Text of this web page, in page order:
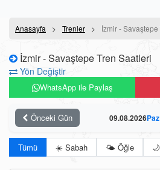
Anasayfa Trenler İzmir -
İzmir - Savaştepe Tren Saatleri
Yön Değiştir
WhatsApp ile Paylaş
Önceki Gün 09.08.2026Paz
Tümü ☀️ Sabah 🌤️ Öğle